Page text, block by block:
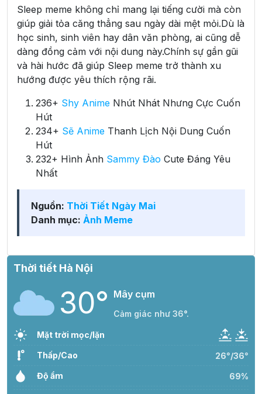
Sleep meme không chỉ mang lại tiếng cười mà còn
giúp giải tỏa căng thẳng sau ngày dài mệt mỏi.Dù là
học sinh, sinh viên hay dân văn phòng, ai cũng dễ
dàng đồng cảm với nội dung này.Chính sự gần gũi
và hài hước đã giúp Sleep meme trở thành xu
hướng được yêu thích rộng rãi.
236+ Shy Anime Nhút Nhát Nhưng Cực Cuốn
Hút
234+ Sẽ Anime Thanh Lịch Nội Dung Cuốn
Hút
232+ Hình Ảnh Sammy Đào Cute Đáng Yêu
Nhất
Nguồn: Thời Tiết Ngày Mai
Danh mục: Ảnh Meme
Thời tiết Hà Nội
30° Mây cụm
Cảm giác như 36°.
Mặt trời mọc/lặn
Thấp/Cao 26°/36°
Độ ẩm 69%